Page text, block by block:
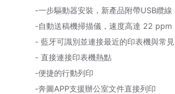
-一步驅動器安裝，新產品附帶USB纜線
-自動送稿機掃描儀，速度高達 22 ppm
- 藍牙可識別並連接最近的印表機與常
- 直接連接印表機熱點
-便捷的行動列印
-奔圖APP支援辦公室文件直接列印